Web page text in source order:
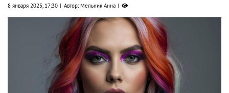
8 января 2025, 17:30 Автор: Мельник Анна